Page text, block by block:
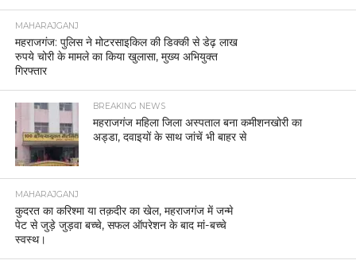
MAHARAJGANJ
महराजगंज: पुलिस ने मोटरसाइकिल की डिक्की से डेढ़ लाख
रुपये चोरी के मामले का किया खुलासा, मुख्य अभियुक्त
गिरफ्तार
BREAKING NEWS
महराजगंज महिला जिला अस्पताल बना कमीशनखोरी का
अड्डा, दवाइयों के साथ जांचें भी बाहर से
MAHARAJGANJ
कुदरत का करिश्मा या तक़दीर का खेल, महराजगंज में जन्मे
पेट से जुड़े जुड़वा बच्चे, सफल ऑपरेशन के बाद मां-बच्चे
स्वस्थ।